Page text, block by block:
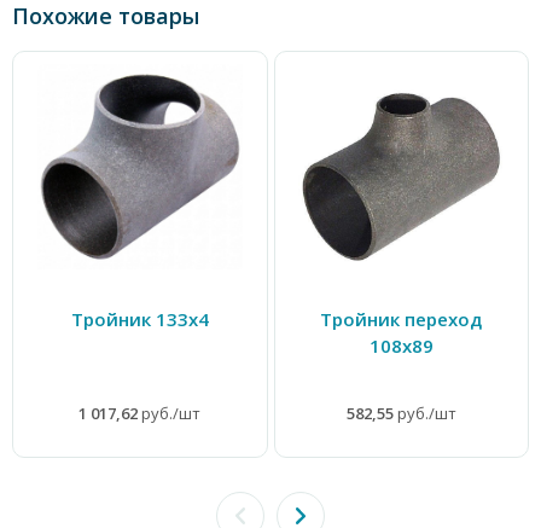
Похожие товары
Тройник 133х4
1 017,62руб./шт
Тройник переход
108х89
582,55руб./шт